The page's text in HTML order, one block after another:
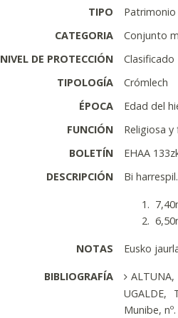
TIPO
CATEGORIA
Conjunto
NIVEL DE PROTECCIÓN
Clasificado
TIPOLOGÍA
Crómlech
ÉPOCA
Edad del
FUNCIÓN
Religiosa y
BOLETÍN
EHAA
DESCRIPCIÓN
Bi harrespil.
NOTAS Eusko
BIBLIOGRAFÍA
UGALDE,
Munibe,